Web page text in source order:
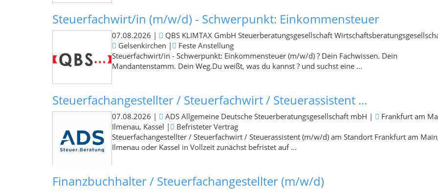
Steuerfachwirt/in (m/w/d) - Schwerpunkt: Einkommensteuer
07.08.2026 | QBS KLIMTAX GmbH Steuerberatungsgesellschaft
Gelsenkirchen |
Feste Anstellung
Steuerfachwirt/in - Schwerpunkt: Einkommensteuer (m/w/d) ? Dein Fachwissen. Dein
Mandantenstamm. Dein Weg.Du weißt, was du kannst ? und suchst eine ...
Steuerfachangestellter / Steuerfachwirt / Steuerassistent ...
07.08.2026 | ADS Allgemeine Deutsche Steuerberatungsgesellschaft mbH |
Frankfurt am
Ilmenau, Kassel |
Befristeter Vertrag
Steuerfachangestellter / Steuerfachwirt / Steuerassistent (m/w/d) am Standort Frankfurt am
Ilmenau oder Kassel in Vollzeit zunächst befristet auf ...
Finanzbuchhalter / Steuerfachangestellter (m/w/d)